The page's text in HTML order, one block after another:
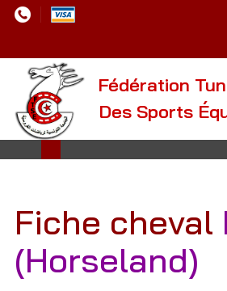
Fédération
Des Sports
Fiche cheval
(Horseland)